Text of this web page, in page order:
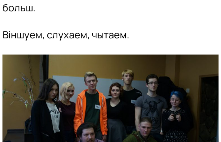
больш.
Віншуем, слухаем, чытаем.